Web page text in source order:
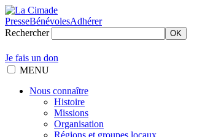
PresseBénévolesAdhérer
Rechercher
OK
Je fais un don
MENU
Nous connaître
Histoire
Missions
Organisation
Régions et groupes locaux